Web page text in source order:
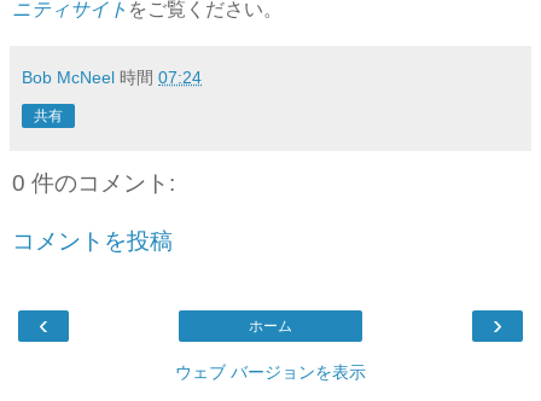
ニティサイト をご覧ください。
Bob McNeel 時間 07:24
共有
0 件のコメント:
コメントを投稿
‹ ›
ホーム
ウェブ バージョンを表示